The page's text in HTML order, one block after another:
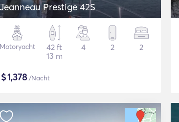
Jeanneau Prestige 42S
Motoryacht
42 ft
13 m
4 2 2
$1,378/Nacht